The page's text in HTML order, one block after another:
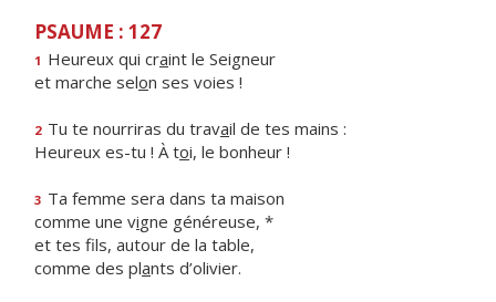
PSAUME : 127
1 Heureux qui craint le Seigneur
et marche selon ses voies !
2 Tu te nourriras du travail de tes mains :
Heureux es-tu ! À toi, le bonheur !
3 Ta femme sera dans ta maison
comme une vigne généreuse, *
et tes fils, autour de la table,
comme des plants d’olivier.